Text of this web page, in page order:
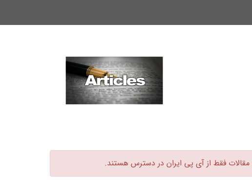
مقالات فقط از آی پی ایران در دسترس هستند.‏